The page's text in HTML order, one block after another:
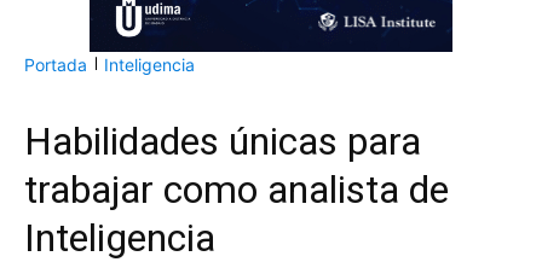
Portada Inteligencia
Habilidades únicas para
trabajar como analista de
Inteligencia